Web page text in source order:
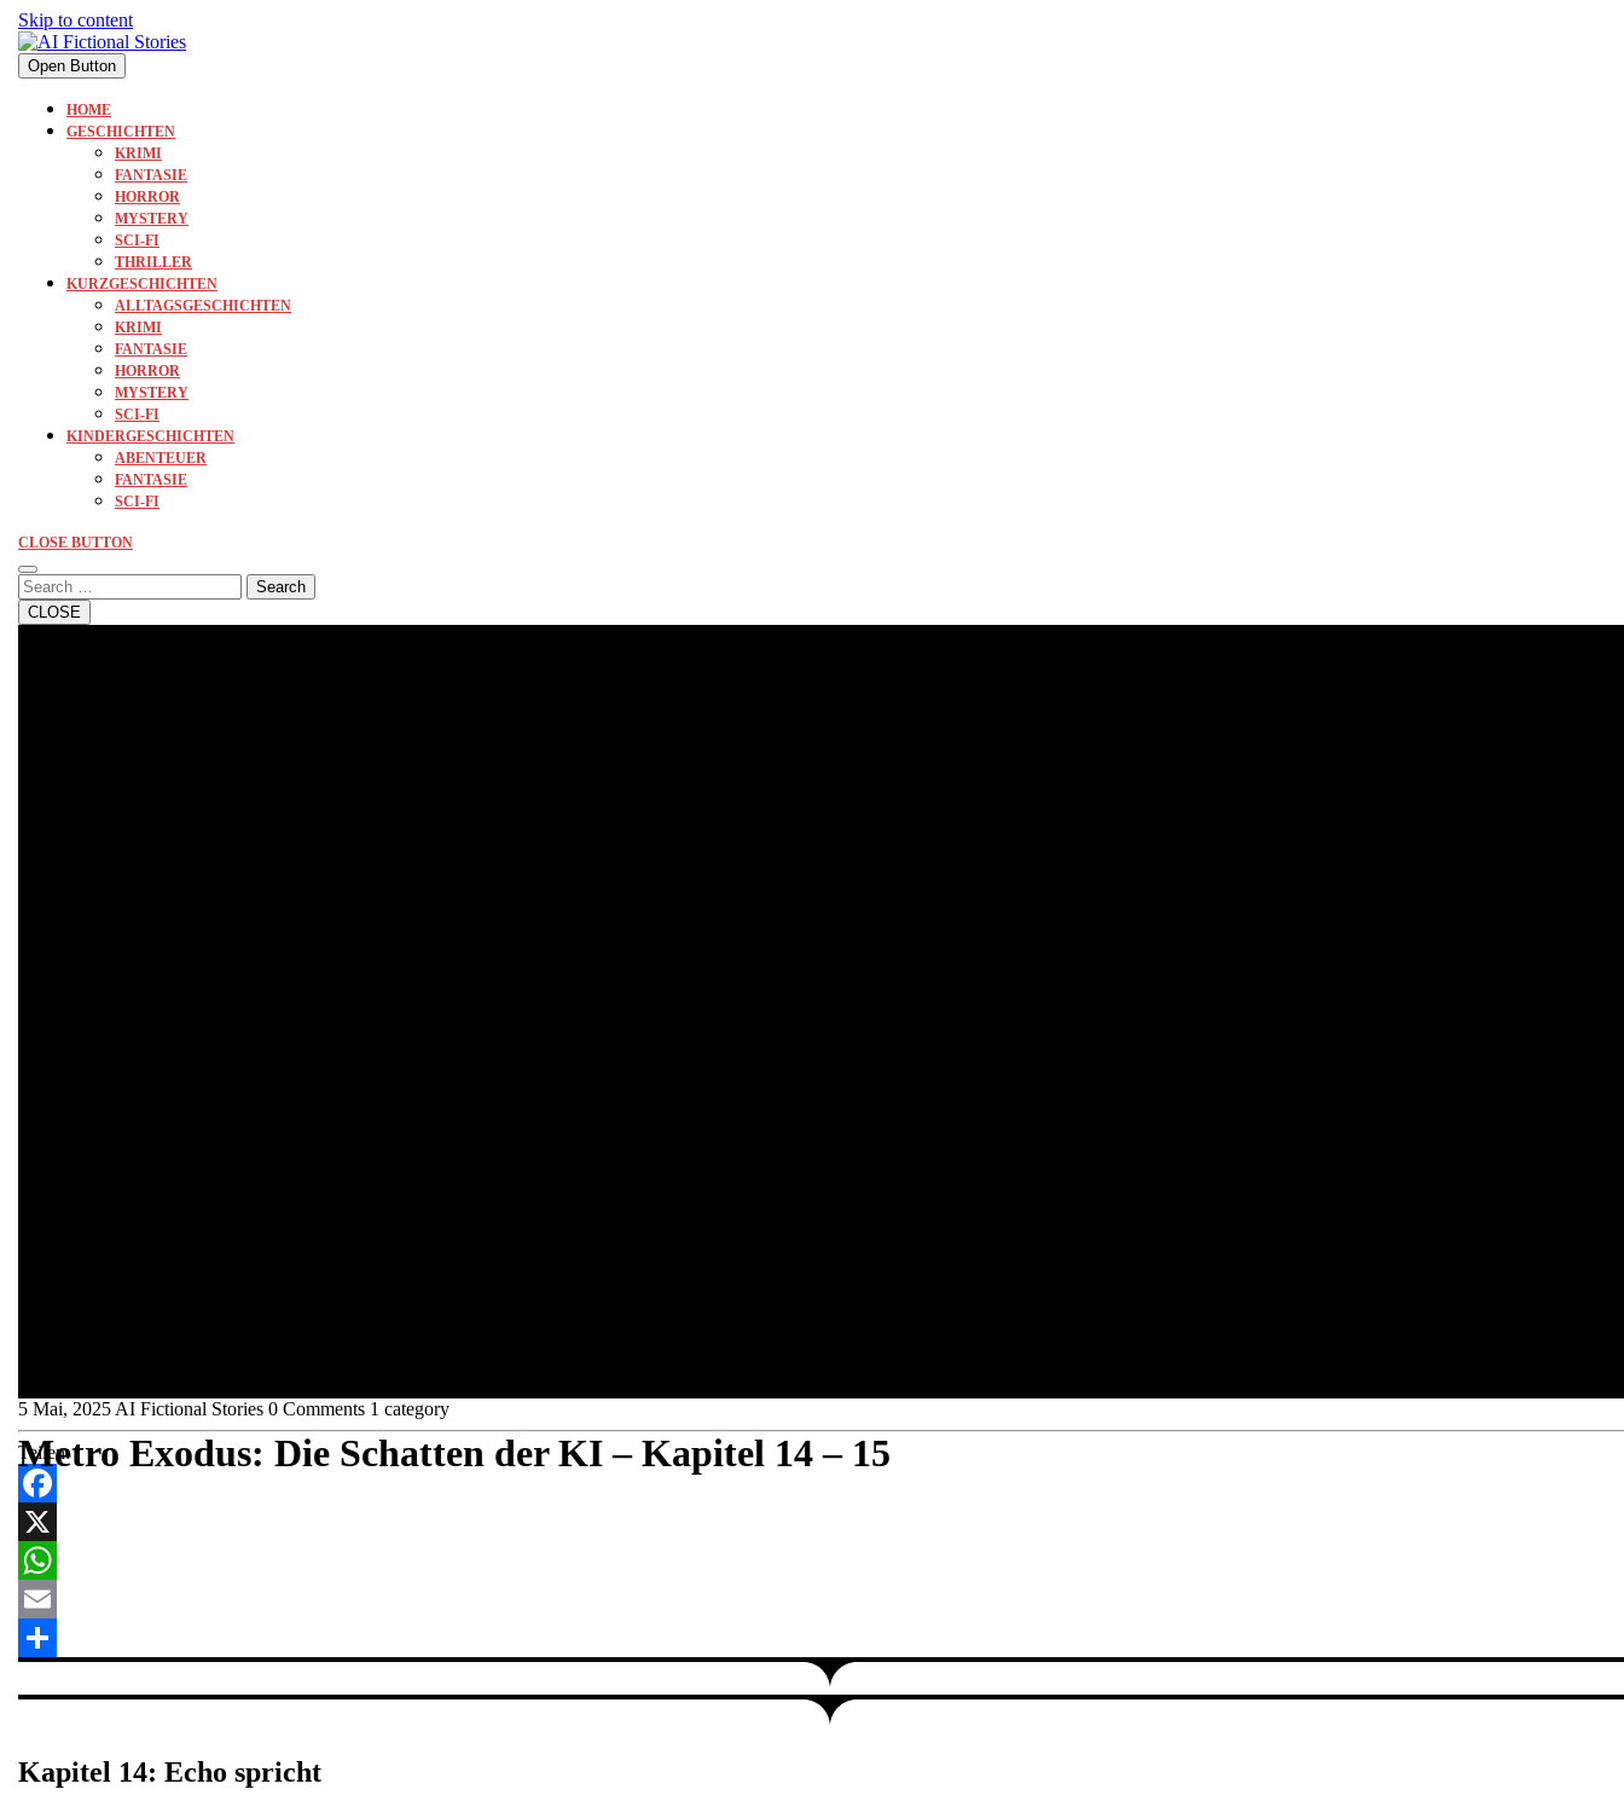
Skip to content
Open Button
HOME
GESCHICHTEN
KRIMI
FANTASIE
HORROR
MYSTERY
SCI-FI
THRILLER
KURZGESCHICHTEN
ALLTAGSGESCHICHTEN
KRIMI
FANTASIE
HORROR
MYSTERY
SCI-FI
KINDERGESCHICHTEN
ABENTEUER
FANTASIE
SCI-FI
CLOSE BUTTON
Search
CLOSE
Metro Exodus: Die Schatten der KI – Kapitel 14 – 15
5 Mai, 2025 AI Fictional Stories 0 Comments 1 category
Teilen:
Facebook
X
WhatsApp
Email
Kapitel 14: Echo spricht